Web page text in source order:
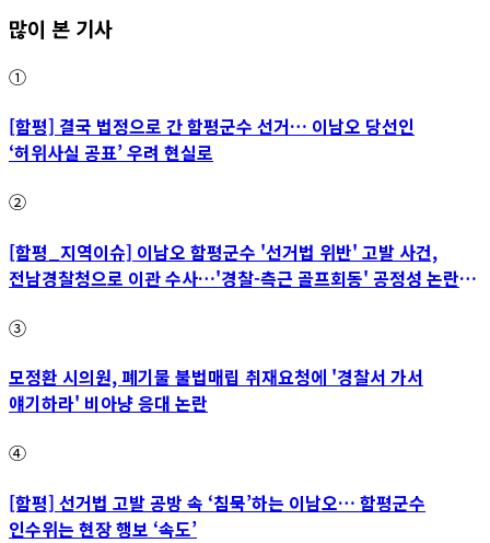
많이 본 기사
①
[함평] 결국 법정으로 간 함평군수 선거… 이남오 당선인
‘허위사실 공표’ 우려 현실로
②
[함평_지역이슈] 이남오 함평군수 '선거법 위반' 고발 사건,
전남경찰청으로 이관 수사…'경찰-측근 골프회동' 공정성 논란
③
모정환 시의원, 폐기물 불법매립 취재요청에 '경찰서 가서
얘기하라' 비아냥 응대 논란
④
[함평] 선거법 고발 공방 속 ‘침묵’하는 이남오… 함평군수
인수위는 현장 행보 ‘속도’